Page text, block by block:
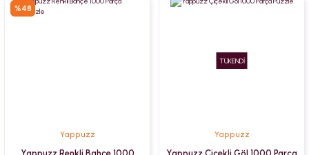
%48
Yappuzz
TÜKENDİ
Yappuzz